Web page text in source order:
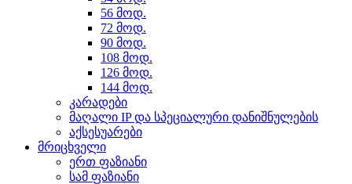
56 მოდ.
72 მოდ.
90 მოდ.
108 მოდ.
126 მოდ.
144 მოდ.
კარადები
მაღალი IP და სპეციალური დანიშნულების
აქსესუარები
მრიცხველი
ერთ ფაზიანი
სამ ფაზიანი